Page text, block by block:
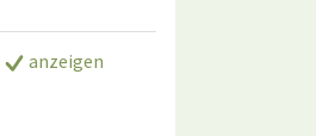
anzeigen